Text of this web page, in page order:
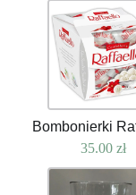
Bombonierki
35.00 zł